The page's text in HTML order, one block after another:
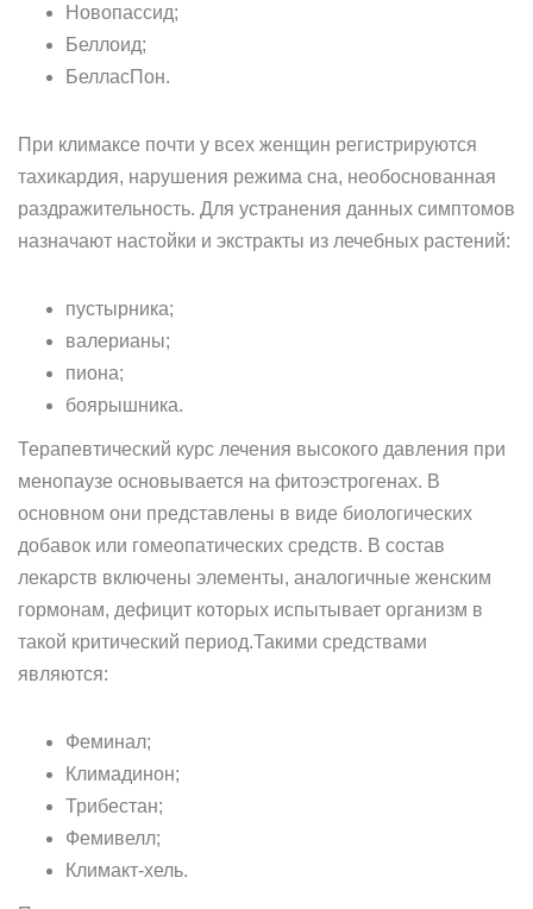
Новопассид;
Беллоид;
БелласПон.
При климаксе почти у всех женщин регистрируются
тахикардия, нарушения режима сна, необоснованная
раздражительность. Для устранения данных симптомов
назначают настойки и экстракты из лечебных растений:
пустырника;
валерианы;
пиона;
боярышника.
Терапевтический курс лечения высокого давления при
менопаузе основывается на фитоэстрогенах. В
основном они представлены в виде биологических
добавок или гомеопатических средств. В состав
лекарств включены элементы, аналогичные женским
гормонам, дефицит которых испытывает организм в
такой критический период.Такими средствами
являются:
Феминал;
Климадинон;
Трибестан;
Фемивелл;
Климакт-хель.